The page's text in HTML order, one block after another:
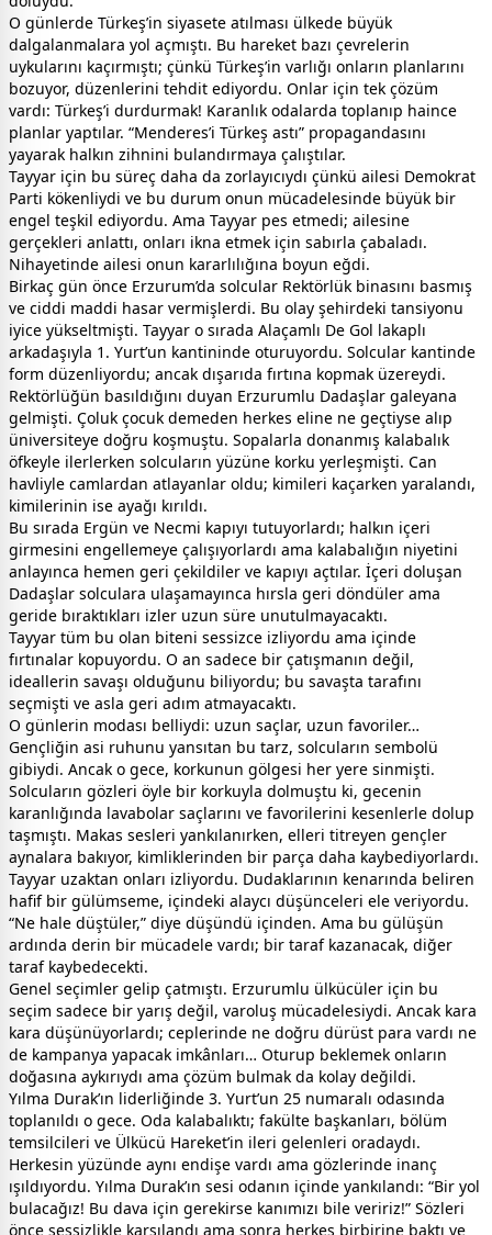
O günlerde Türkeş’in siyasete atılması ülkede büyük
dalgalanmalara yol açmıştı. Bu hareket bazı çevrelerin
uykularını kaçırmıştı; çünkü Türkeş’in varlığı onların planlarını
bozuyor, düzenlerini tehdit ediyordu. Onlar için tek çözüm
vardı: Türkeş’i durdurmak! Karanlık odalarda toplanıp haince
planlar yaptılar. “Menderes’i Türkeş astı” propagandasını
yayarak halkın zihnini bulandırmaya çalıştılar.
Tayyar için bu süreç daha da zorlayıcıydı çünkü ailesi Demokrat
Parti kökenliydi ve bu durum onun mücadelesinde büyük bir
engel teşkil ediyordu. Ama Tayyar pes etmedi; ailesine
gerçekleri anlattı, onları ikna etmek için sabırla çabaladı.
Nihayetinde ailesi onun kararlılığına boyun eğdi.
Birkaç gün önce Erzurum’da solcular Rektörlük binasını basmış
ve ciddi maddi hasar vermişlerdi. Bu olay şehirdeki tansiyonu
iyice yükseltmişti. Tayyar o sırada Alaçamlı De Gol lakaplı
arkadaşıyla 1. Yurt’un kantininde oturuyordu. Solcular kantinde
form düzenliyordu; ancak dışarıda fırtına kopmak üzereydi.
Rektörlüğün basıldığını duyan Erzurumlu Dadaşlar galeyana
gelmişti. Çoluk çocuk demeden herkes eline ne geçtiyse alıp
üniversiteye doğru koşmuştu. Sopalarla donanmış kalabalık
öfkeyle ilerlerken solcuların yüzüne korku yerleşmişti. Can
havliyle camlardan atlayanlar oldu; kimileri kaçarken yaralandı,
kimilerinin ise ayağı kırıldı.
Bu sırada Ergün ve Necmi kapıyı tutuyorlardı; halkın içeri
girmesini engellemeye çalışıyorlardı ama kalabalığın niyetini
anlayınca hemen geri çekildiler ve kapıyı açtılar. İçeri doluşan
Dadaşlar solculara ulaşamayınca hırsla geri döndüler ama
geride bıraktıkları izler uzun süre unutulmayacaktı.
Tayyar tüm bu olan biteni sessizce izliyordu ama içinde
fırtınalar kopuyordu. O an sadece bir çatışmanın değil,
ideallerin savaşı olduğunu biliyordu; bu savaşta tarafını
seçmişti ve asla geri adım atmayacaktı.
O günlerin modası belliydi: uzun saçlar, uzun favoriler…
Gençliğin asi ruhunu yansıtan bu tarz, solcuların sembolü
gibiydi. Ancak o gece, korkunun gölgesi her yere sinmişti.
Solcuların gözleri öyle bir korkuyla dolmuştu ki, gecenin
karanlığında lavabolar saçlarını ve favorilerini kesenlerle dolup
taşmıştı. Makas sesleri yankılanırken, elleri titreyen gençler
aynalara bakıyor, kimliklerinden bir parça daha kaybediyorlardı.
Tayyar uzaktan onları izliyordu. Dudaklarının kenarında beliren
hafif bir gülümseme, içindeki alaycı düşünceleri ele veriyordu.
“Ne hale düştüler,” diye düşündü içinden. Ama bu gülüşün
ardında derin bir mücadele vardı; bir taraf kazanacak, diğer
taraf kaybedecekti.
Genel seçimler gelip çatmıştı. Erzurumlu ülkücüler için bu
seçim sadece bir yarış değil, varoluş mücadelesiydi. Ancak kara
kara düşünüyorlardı; ceplerinde ne doğru dürüst para vardı ne
de kampanya yapacak imkânları… Oturup beklemek onların
doğasına aykırıydı ama çözüm bulmak da kolay değildi.
Yılma Durak’ın liderliğinde 3. Yurt’un 25 numaralı odasında
toplanıldı o gece. Oda kalabalıktı; fakülte başkanları, bölüm
temsilcileri ve Ülkücü Hareket’in ileri gelenleri oradaydı.
Herkesin yüzünde aynı endişe vardı ama gözlerinde inanç
ışıldıyordu. Yılma Durak’ın sesi odanın içinde yankılandı: “Bir yol
bulacağız! Bu dava için gerekirse kanımızı bile veririz!” Sözleri
önce sessizlikle karşılandı ama sonra herkes birbirine baktı ve